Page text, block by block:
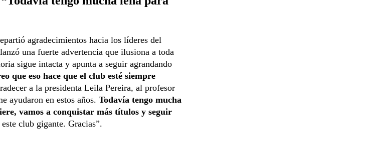
agradecimientos hacia los líderes del
una fuerte advertencia que ilusiona a toda
sigue intacta y apunta a seguir agrandando
que eso hace que el club esté siempre
a la presidenta Leila Pereira, al profesor
ayudaron en estos años. Todavía tengo mucha
vamos a conquistar más títulos y seguir
este club gigante. Gracias”.